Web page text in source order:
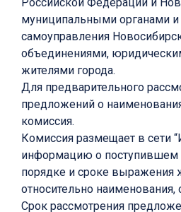
Российской Федерации и
муниципальными органами и
самоуправления
объединениями,
жителями города.
Для предварительного
предложений о
комиссия.
Комиссия размещает в сети
информацию о поступившем
порядке и сроке выражения
относительно
Срок рассмотрения